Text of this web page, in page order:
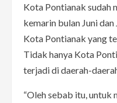
Kota Pontianak sudah
kemarin bulan Juni
Kota Pontianak yang
Tidak hanya Kota
terjadi di daerah-
“Oleh sebab itu, untuk